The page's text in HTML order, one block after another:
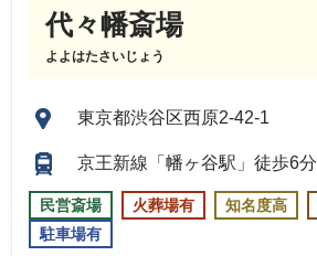
代々幡斎場
よよはたさいじょう
東京都渋谷区西原2-42-1
京王新線「幡ヶ谷駅」徒歩6分
民営斎場 火葬場有 知名度高
駐車場有